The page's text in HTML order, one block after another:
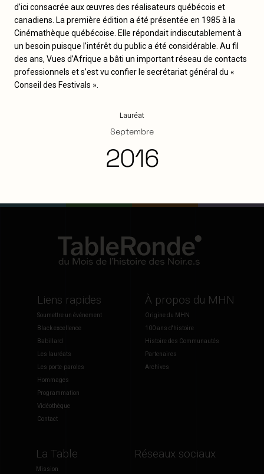
d’ici consacrée aux œuvres des réalisateurs québécois et
canadiens. La première édition a été présentée en 1985 à la
Cinémathèque québécoise. Elle répondait indiscutablement à
un besoin puisque l’intérêt du public a été considérable. Au fil
des ans, Vues d’Afrique a bâti un important réseau de contacts
professionnels et s’est vu confier le secrétariat général du «
Conseil des Festivals ».
Lauréat
Septembre
2016
Liens rapides
Soumettre un événement
Black excellence
Babillard
Les lauréats
Les porte-paroles
Hommages
Programmation
Vidéothèque
Contact
À propos du MHN
Origine du MHN
100 ans d'histoire
Histoire des Communautés
Partenaires
Archives
La Table
Mission
Réseaux sociaux